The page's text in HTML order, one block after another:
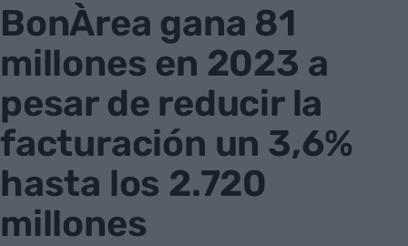
BonÀrea gana 81
millones en 2023 a
pesar de reducir la
facturación un 3,6%
hasta los 2.720
millones